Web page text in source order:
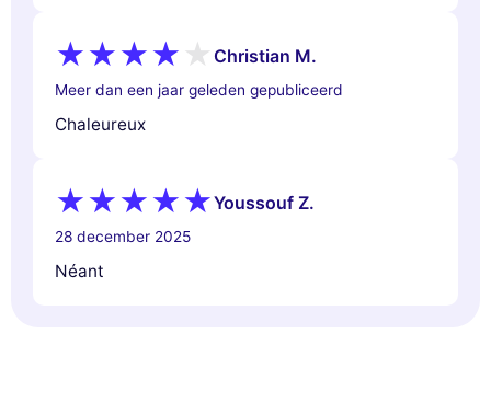
Christian M.
Meer dan een jaar geleden gepubliceerd
Chaleureux
Youssouf Z.
28 december 2025
Néant